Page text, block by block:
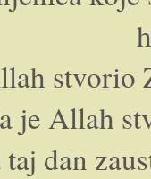
stvorio
je Allah
taj dan